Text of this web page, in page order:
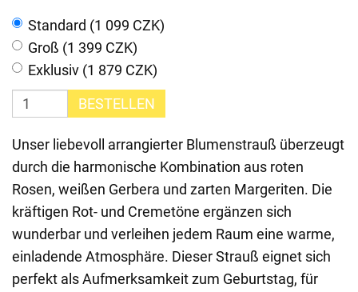
Standard (1 099 CZK)
Groß (1 399 CZK)
Exklusiv (1 879 CZK)
BESTELLEN
Unser liebevoll arrangierter Blumenstrauß überzeugt
durch die harmonische Kombination aus roten
Rosen, weißen Gerbera und zarten Margeriten. Die
kräftigen Rot- und Cremetöne ergänzen sich
wunderbar und verleihen jedem Raum eine warme,
einladende Atmosphäre. Dieser Strauß eignet sich
perfekt als Aufmerksamkeit zum Geburtstag, für